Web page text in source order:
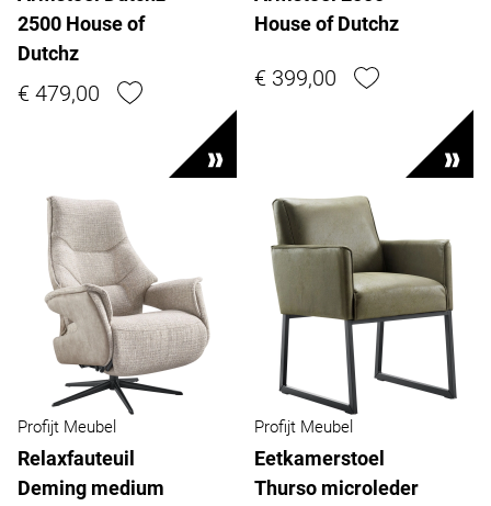
2500 House of
Dutchz
€ 479,00
House of Dutchz
€ 399,00
Profijt Meubel
Relaxfauteuil
Deming medium
Profijt Meubel
Eetkamerstoel
Thurso microleder